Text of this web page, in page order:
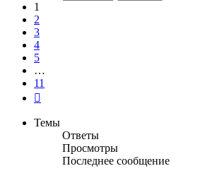
1
2
3
4
5
…
11
Темы
Ответы
Просмотры
Последнее сообщение